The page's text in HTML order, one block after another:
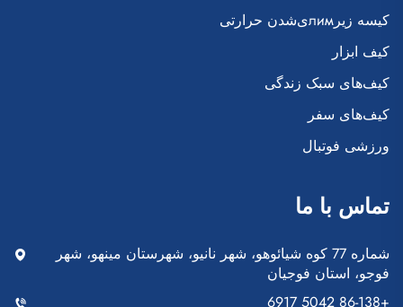
کیسه زیرлимی‌شدن حرارتی
کیف ابزار
کیف‌های سبک زندگی
کیف‌های سفر
ورزشی فوتبال
تماس با ما
شماره 77 کوه شیائوهو، شهر نانیو، شهرستان مینهو، شهر
فوجو، استان فوجیان
+86-138 5042 6917